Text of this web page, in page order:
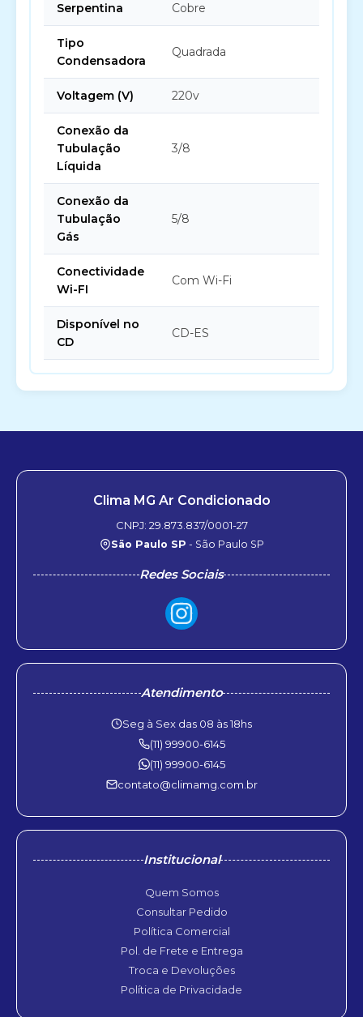
Serpentina Cobre
Tipo
Condensadora
Quadrada
Voltagem (V) 220v
Conexão da
Tubulação
Líquida
3/8
Conexão da
Tubulação
Gás
5/8
Conectividade
Wi-FI
Com Wi-Fi
Disponível no
CD
CD-ES
Clima MG Ar Condicionado
CNPJ: 29.873.837/0001-27
São Paulo SP - São Paulo SP
Redes Sociais
Atendimento
Seg à Sex das 08 às 18hs
(11) 99900-6145
(11) 99900-6145
contato@climamg.com.br
Institucional
Quem Somos
Consultar Pedido
Política Comercial
Pol. de Frete e Entrega
Troca e Devoluções
Política de Privacidade